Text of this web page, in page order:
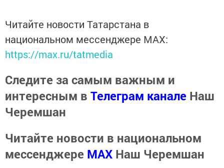
Читайте новости Татарстана в
национальном мессенджере MАХ:
https://max.ru/tatmedia
Следите за самым важным и
интересным в Телеграм канале Наш
Черемшан
Читайте новости в национальном
мессенджере MАХ Наш Черемшан